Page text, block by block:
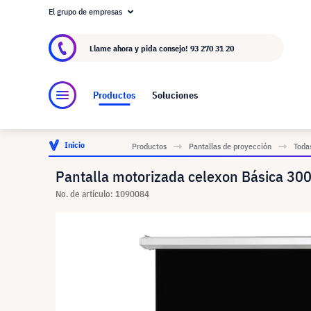
Acerca de visunext.es
El grupo de empresas
Llame ahora y pida consejo! 93 270 31 20
Productos Soluciones
Inicio Productos Pantallas de proyección
Pantalla motorizada celexon Básica
No. de artículo: 1090084